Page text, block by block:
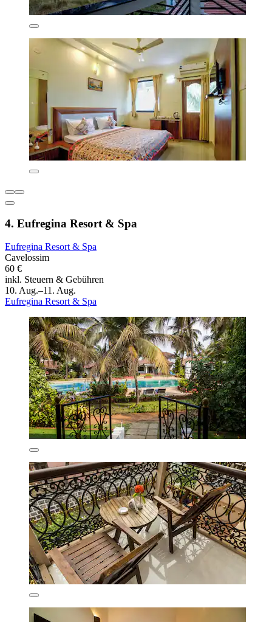
4. Eufregina Resort & Spa
Eufregina Resort & Spa
Cavelossim
60 €
inkl. Steuern & Gebühren
10. Aug.–11. Aug.
Eufregina Resort & Spa